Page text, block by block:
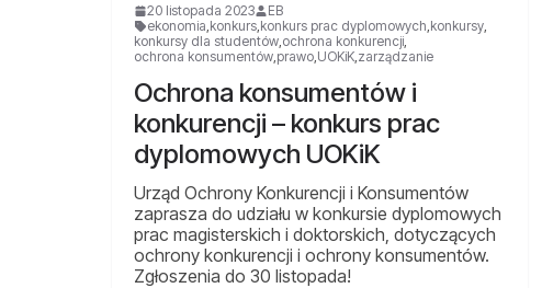
20 listopada 2023
EB
ekonomia konkurs konkurs prac dyplomowych konkursy
konkursy dla studentów ochrona konkurencji
ochrona konsumentów prawo UOKiK zarządzanie
Ochrona konsumentów i
konkurencji – konkurs prac
dyplomowych UOKiK
Urząd Ochrony Konkurencji i Konsumentów
zaprasza do udziału w konkursie dyplomowych
prac magisterskich i doktorskich, dotyczących
ochrony konkurencji i ochrony konsumentów.
Zgłoszenia do 30 listopada!